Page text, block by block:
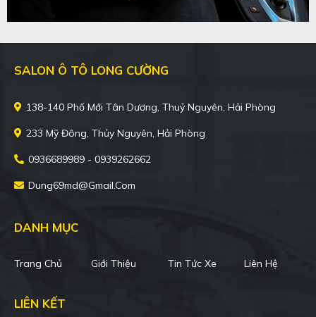
SALON Ô TÔ LONG CƯỜNG
138-140 Phố Mới Tân Dương, Thuỷ Nguyên, Hải Phòng
233 Mỹ Đông, Thủy Nguyên, Hải Phòng
0936689989 - 0939262662
Dung69md@gmail.com
DANH MỤC
Trang Chủ Giới Thiệu Tin Tức Xe Liên Hệ
LIÊN KẾT